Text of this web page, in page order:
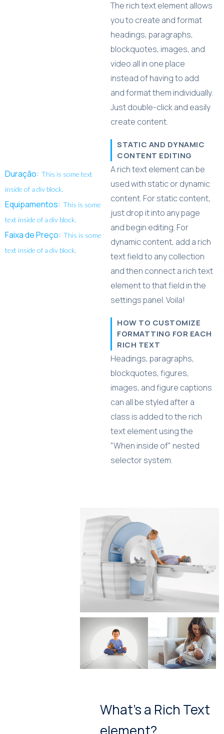
Duração: This is some text
inside of a div block.
Equipamentos: This is some
text inside of a div block.
Faixa de Preço: This is some
text inside of a div block.
The rich text element allows
you to create and format
headings, paragraphs,
blockquotes, images, and
video all in one place
instead of having to add
and format them individually.
Just double-click and easily
create content.
STATIC AND DYNAMIC
CONTENT EDITING
A rich text element can be
used with static or dynamic
content. For static content,
just drop it into any page
and begin editing. For
dynamic content, add a rich
text field to any collection
and then connect a rich text
element to that field in the
settings panel. Voila!
HOW TO CUSTOMIZE
FORMATTING FOR EACH
RICH TEXT
Headings, paragraphs,
blockquotes, figures,
images, and figure captions
can all be styled after a
class is added to the rich
text element using the
"When inside of" nested
selector system.
What’s a Rich Text
element?